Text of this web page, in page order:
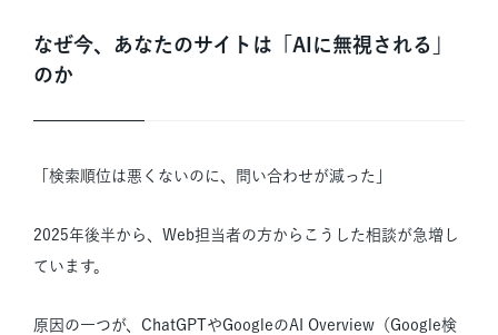
なぜ今、あなたのサイトは「AIに無視される」
のか
「検索順位は悪くないのに、問い合わせが減った」
2025年後半から、Web担当者の方からこうした相談が急増し
ています。
原因の一つが、ChatGPTやGoogleのAI Overview（Google検